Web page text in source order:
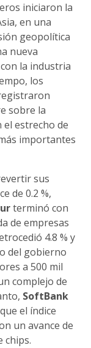
iniciaron la
en una
geopolítica
nueva
la industria
los
sobre la
estrecho de
importantes
sus
de 0.2 %,
terminó con
de empresas
4.8 % y
del gobierno
a 500 mil
complejo de
SoftBank
el índice
un avance de
chips.